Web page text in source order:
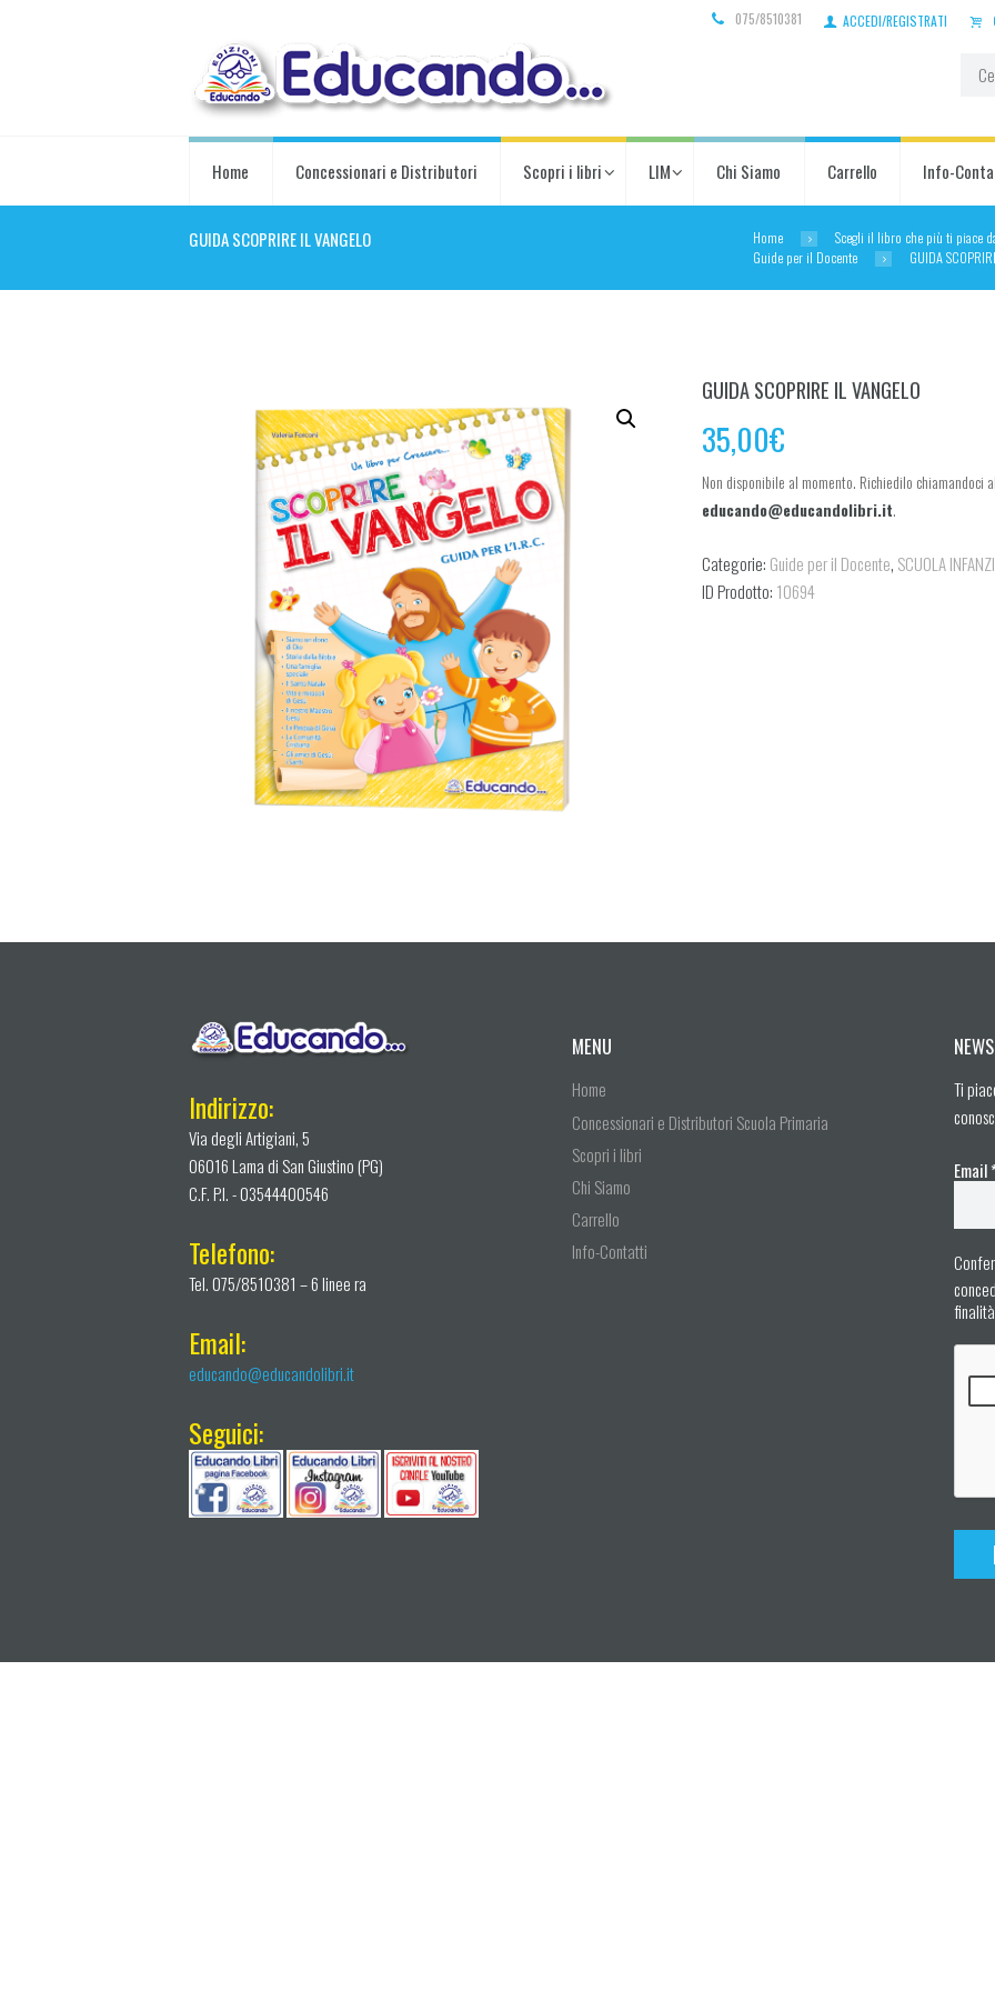
075/8510381 ACCEDI/REGISTRATI
Home Concessionari e Distributori Scopri i libri LIM Chi Siamo Carrello Info-
GUIDA SCOPRIRE IL VANGELO Home
Scegli il libro che più ti piace
Guide per il Docente
GUIDA
GUIDA SCOPRIRE IL VANGELO
35,00€
Non disponibile al momento. Richiedilo chiamandoci
educando@educandolibri.it.
Categorie: Guide per il Docente, SCUOLA
ID Prodotto: 10694
Indirizzo:
Via degli Artigiani, 5
06016 Lama di San Giustino (PG)
C.F. P.I. - 03544400546
Telefono:
Tel. 075/8510381 – 6 linee ra
Email:
educando@educandolibri.it
Seguici:
MENU
Home
Concessionari e Distributori Scuola Primaria
Scopri i libri
Chi Siamo
Carrello
Info-Contatti
Ti
Email